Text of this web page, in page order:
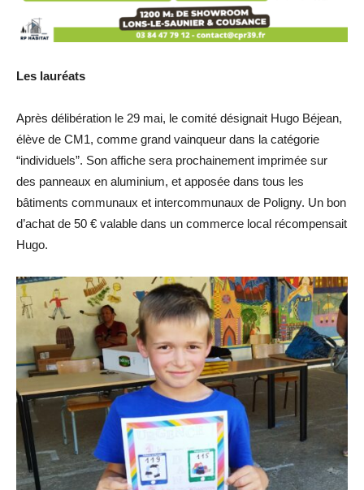
Les lauréats
Après délibération le 29 mai, le comité désignait Hugo Béjean,
élève de CM1, comme grand vainqueur dans la catégorie
“individuels”. Son affiche sera prochainement imprimée sur
des panneaux en aluminium, et apposée dans tous les
bâtiments communaux et intercommunaux de Poligny. Un bon
d’achat de 50 € valable dans un commerce local récompensait
Hugo.